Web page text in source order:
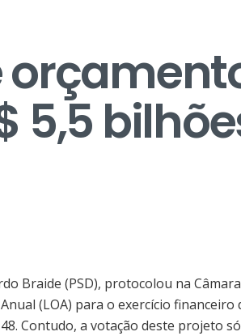
5,5
Braide (PSD), protocolou na
(LOA) para o exercício financeiro
Contudo, a votação deste projeto